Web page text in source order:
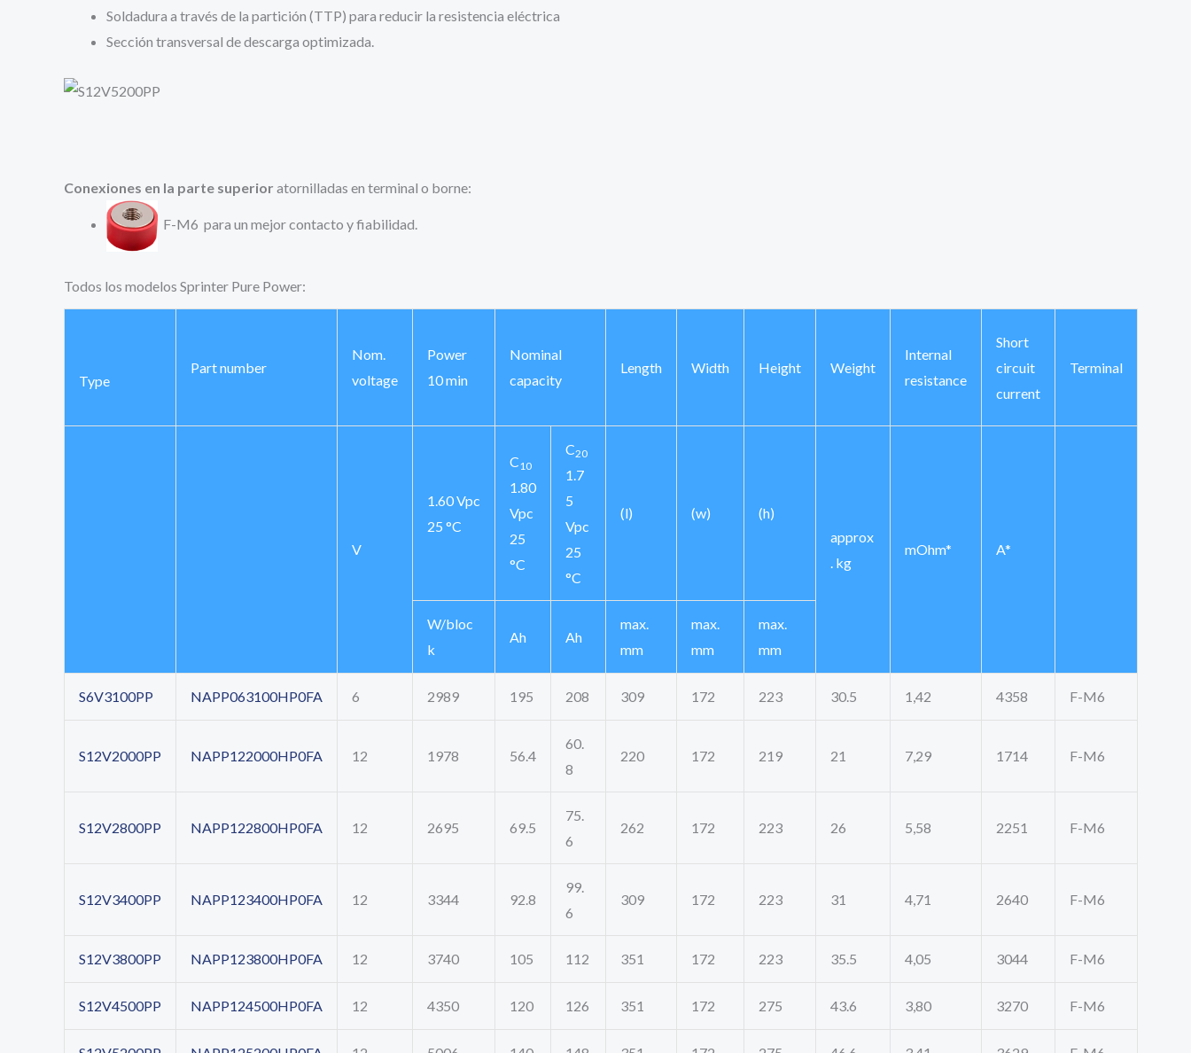
Soldadura a través de la partición (TTP) para reducir la resistencia eléctrica
Sección transversal de descarga optimizada.
Conexiones en la parte superior atornilladas en terminal o borne:
F-M6 para un mejor contacto y fiabilidad.
Todos los modelos Sprinter Pure Power:
Type
Part number
Nom.
voltage
Power
10 min
Nominal
capacity
Length Width Height Weight
Internal
resistance
Short
circuit
current
Terminal
V
1.60 Vpc
25 °C
C10
1.80
Vpc
25
°C
C20
1.7
5
Vpc
25
°C
(l) (w)
(h)
approx
. kg
mOhm* A*
W/bloc
k
Ah Ah
max.
mm
max.
mm
max.
mm
S6V3100PP NAPP063100HP0FA 6 2989 195 208 309 172 223 30.5 1,42 4358 F-M6
S12V2000PP NAPP122000HP0FA 12 1978 56.4
60.
8
220 172 219 21 7,29 1714 F-M6
S12V2800PP NAPP122800HP0FA 12 2695 69.5
75.
6
262 172 223 26 5,58 2251 F-M6
S12V3400PP NAPP123400HP0FA 12 3344 92.8
99.
6
309 172 223 31 4,71 2640 F-M6
S12V3800PP NAPP123800HP0FA 12 3740 105 112 351 172 223 35.5 4,05 3044 F-M6
S12V4500PP NAPP124500HP0FA 12 4350 120 126 351 172 275 43.6 3,80 3270 F-M6